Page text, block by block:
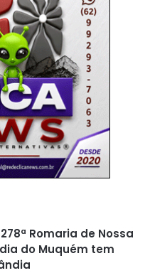
278ª Romaria de Nossa
do Muquém tem